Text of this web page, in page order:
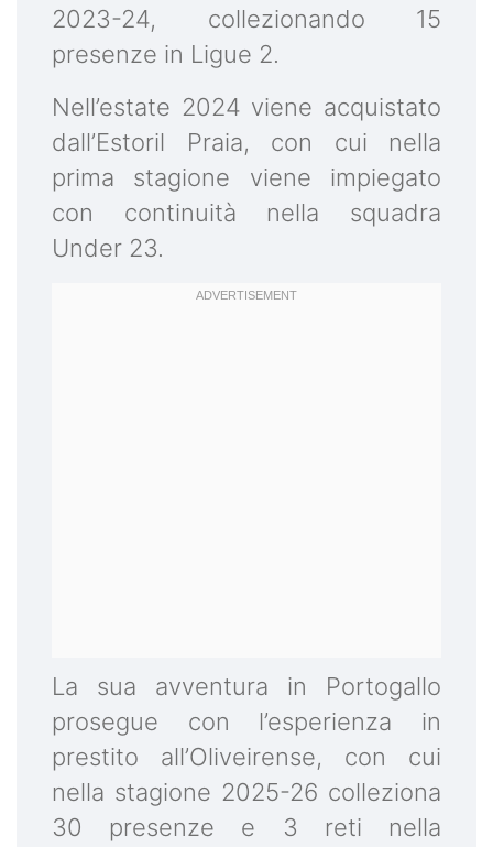
2023-24, collezionando 15
presenze in Ligue 2.
Nell’estate 2024 viene acquistato
dall’Estoril Praia, con cui nella
prima stagione viene impiegato
con continuità nella squadra
Under 23.
La sua avventura in Portogallo
prosegue con l’esperienza in
prestito all’Oliveirense, con cui
nella stagione 2025-26 colleziona
30 presenze e 3 reti nella